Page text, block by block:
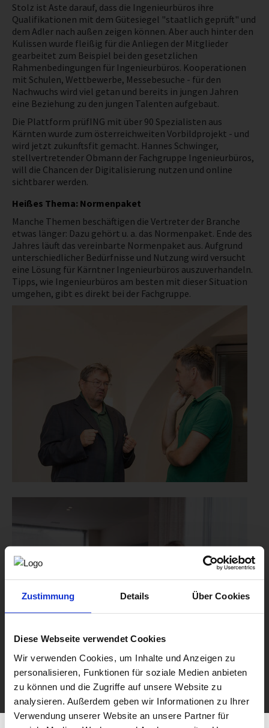
Zustimmung Details Über Cookies
Diese Webseite verwendet Cookies
Wir verwenden Cookies, um Inhalte und Anzeigen zu
personalisieren, Funktionen für soziale Medien anbieten
zu können und die Zugriffe auf unsere Website zu
analysieren. Außerdem geben wir Informationen zu Ihrer
Verwendung unserer Website an unsere Partner für
Stolz ist Aste darauf, dass die Ingenieurbüros ihre
Qualifikationen mit dem Gütesiegel "staatlich geprüft" und
dem Adler nach außen zeigen können. Aber auch hinter den
Kulissen wurde fleißig für die Anliegen der Mitglieder
gearbeitet zum Beispiel bei den gesetzlichen
Rahmenbedingungen für Ingenieurbüros. Kooperationen
mit Schulen, Wettbewerbe, Messebesuche - für den
Nachwuchs wird viel getan und bereits in jungen Jahren
eine Beziehung zu den jungen Talenten aufgebaut.
Die Plattform prüfING mit über 90 Spezialisten aus
Kärnten wurde zum österreichweiten Vorbildprojekt - und
wird jetzt zukunftsfit gemacht. Hannes Schwinger,
stellvertretender Obmann der Fachgruppe Ingenieurbüros,
will die Chancen der Digitalisierung nutzen und online
sichtbarer werden.
Heißes Thema: Normenpaket
Manche Themen beschäftigen die Vertreter der Branche
etwas länger: Dazu gehört u. a. das Normenpaket. Ende des
Jahres läuft das vereinbarte Normenpaket aus. Aufgrund
unterschiedlicher Bedürfnisse und Nutzung wird versucht
eine Lösung für Kärntner Ingenieurbüros auszuverhandeln.
Tipps, wie Ingenieurbüros am besten mit dieser Situation
umgehen, gibt es direkt bei der Fachgruppe.